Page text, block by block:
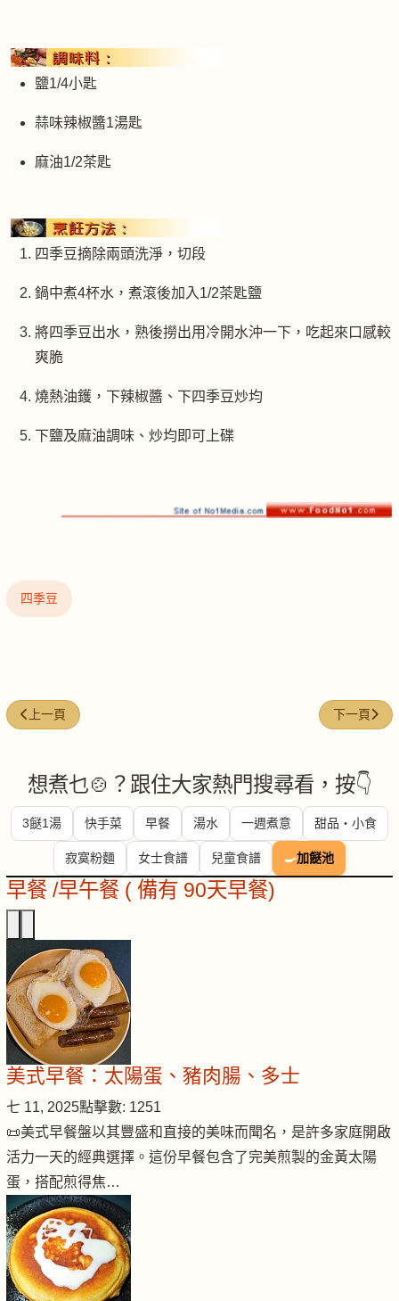
鹽1/4小匙
蒜味辣椒醬1湯匙
麻油1/2茶匙
四季豆摘除兩頭洗淨，切段
鍋中煮4杯水，煮滾後加入1/2茶匙鹽
將四季豆出水，熟後撈出用冷開水沖一下，吃起來口感較
爽脆
燒熱油鑊，下辣椒醬、下四季豆炒均
下鹽及麻油調味、炒均即可上碟
四季豆
上一篇文章: 苦瓜炆排骨
上一頁 下一篇文章
下一頁
想煮乜🍲？跟住大家熱門搜尋看，按👇
3餸1湯 快手菜 早餐 湯水 一週煮意 甜品・小食
寂寞粉麵 女士食譜 兒童食譜 🍳加餸池
早餐 /早午餐 ( 備有 90天早餐)
美式早餐：太陽蛋、豬肉腸、多士
七 11, 2025點擊數: 1251
📜美式早餐盤以其豐盛和直接的美味而聞名，是許多家庭開啟
活力一天的經典選擇。這份早餐包含了完美煎製的金黃太陽
蛋，搭配煎得焦…